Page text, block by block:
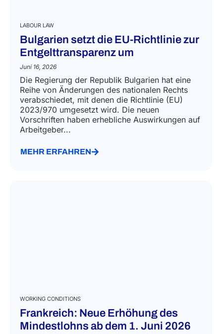
LABOUR LAW
Bulgarien setzt die EU-Richtlinie zur
Entgelttransparenz um
Juni 16, 2026
Die Regierung der Republik Bulgarien hat eine
Reihe von Änderungen des nationalen Rechts
verabschiedet, mit denen die Richtlinie (EU)
2023/970 umgesetzt wird. Die neuen
Vorschriften haben erhebliche Auswirkungen auf
Arbeitgeber...
MEHR ERFAHREN
WORKING CONDITIONS
Frankreich: Neue Erhöhung des
Mindestlohns ab dem 1. Juni 2026